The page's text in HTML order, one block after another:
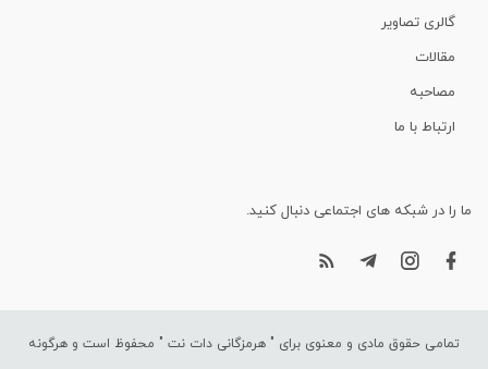
گالری تصاویر
مقالات
مصاحبه
ارتباط با ما
ما را در شبکه های اجتماعی دنبال کنید.
تمامی حقوق مادی و معنوی برای " هرمزگانی دات نت " محفوظ است و هرگونه